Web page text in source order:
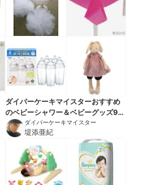
ダイパーケーキマイスターおすすめ
のベビーシャワー＆ベビーグッズ9選
【プレゼントにも】
ダイパーケーキマイスター
堤添亜紀